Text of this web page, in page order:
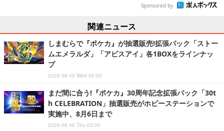
Sponsored by
関連ニュース
しまむらで『ポケカ』が抽選販売!拡張パック「ストー
ムエメラルダ」「アビスアイ」各1BOXをラインナッ
プ
2026.08.05 Wed 05:00
まだ間に合う!『ポケカ』30周年記念拡張パック「30t
h CELEBRATION」抽選販売がホビーステーションで
実施中、8月6日まで
2026.08.06 Thu 03:00